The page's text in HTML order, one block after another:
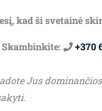
kad ši svetainė
+370
Jus